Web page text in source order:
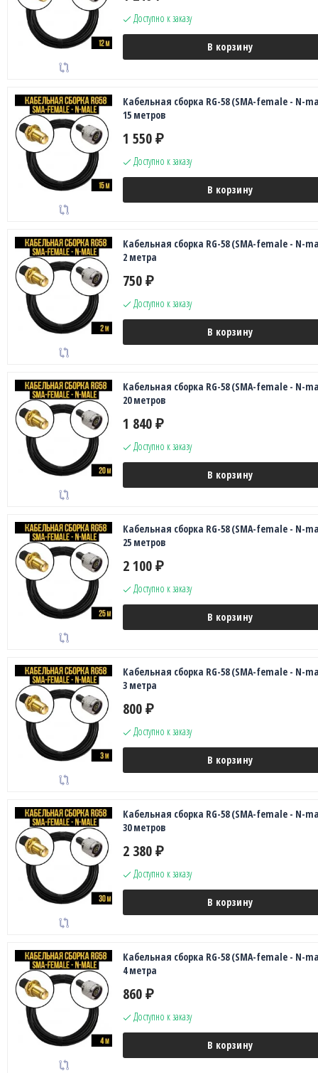
Доступно к заказу
В корзину
Кабельная сборка RG-58 (SMA-female - N-
15 метров
1 550 ₽
Доступно к заказу
В корзину
Кабельная сборка RG-58 (SMA-female - N-
2 метра
750 ₽
Доступно к заказу
В корзину
Кабельная сборка RG-58 (SMA-female - N-
20 метров
1 840 ₽
Доступно к заказу
В корзину
Кабельная сборка RG-58 (SMA-female - N-
25 метров
2 100 ₽
Доступно к заказу
В корзину
Кабельная сборка RG-58 (SMA-female - N-
3 метра
800 ₽
Доступно к заказу
В корзину
Кабельная сборка RG-58 (SMA-female - N-
30 метров
2 380 ₽
Доступно к заказу
В корзину
Кабельная сборка RG-58 (SMA-female - N-
4 метра
860 ₽
Доступно к заказу
В корзину